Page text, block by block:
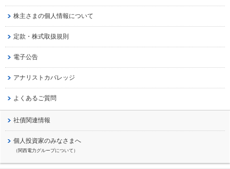
株主さまの個人情報について
定款・株式取扱規則
電子公告
アナリストカバレッジ
よくあるご質問
社債関連情報
個人投資家のみなさまへ
（関西電力グループについて）